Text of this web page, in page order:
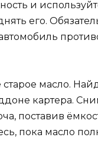
и
его.
старое масло.
картера.
поставив
пока масло